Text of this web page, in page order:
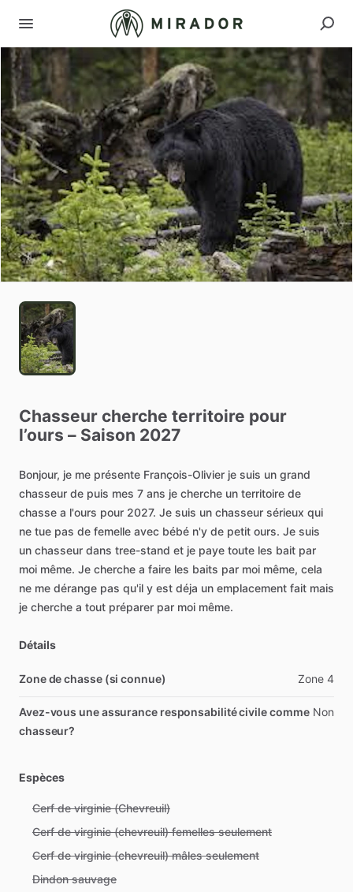
Chasseur cherche territoire pour
l’ours – Saison 2027
Bonjour, je me présente François-Olivier je suis un grand
chasseur de puis mes 7 ans je cherche un territoire de
chasse a l'ours pour 2027. Je suis un chasseur sérieux qui
ne tue pas de femelle avec bébé n'y de petit ours. Je suis
un chasseur dans tree-stand et je paye toute les bait par
moi même. Je cherche a faire les baits par moi même, cela
ne me dérange pas qu'il y est déja un emplacement fait mais
je cherche a tout préparer par moi même.
Détails
Zone de chasse (si connue) Zone 4
Avez-vous une assurance responsabilité civile comme
chasseur?
Non
Espèces
Cerf de virginie (Chevreuil)
Cerf de virginie (chevreuil) femelles seulement
Cerf de virginie (chevreuil) mâles seulement
Dindon sauvage